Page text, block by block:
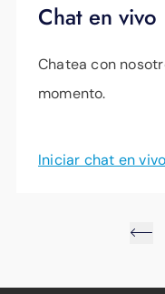
Chat en vivo
Chatea con
momento.
Iniciar chat en vivo